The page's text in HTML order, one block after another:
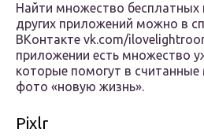
Найти множество бесплатных
других приложений можно в
ВКонтакте vk.com/
приложении есть множество
которые помогут в
фото «новую жизнь».
Pixlr